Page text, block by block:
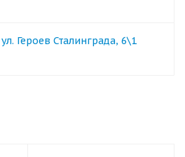
Героев Сталинграда, 6\1